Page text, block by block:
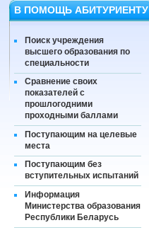
В ПОМОЩЬ АБИТУРИЕНТУ
Поиск учреждения
высшего образования по
специальности
Сравнение своих
показателей с
прошлогодними
проходными баллами
Поступающим на целевые
места
Поступающим без
вступительных испытаний
Информация
Министерства образования
Республики Беларусь